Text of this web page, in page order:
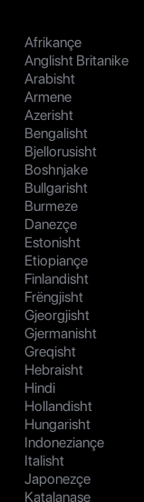
Afrikançe
Anglisht Britanike
Arabisht
Armene
Azerisht
Bengalisht
Bjellorusisht
Boshnjake
Bullgarisht
Burmeze
Danezçe
Estonisht
Etiopiançe
Finlandisht
Frëngjisht
Gjeorgjisht
Gjermanisht
Greqisht
Hebraisht
Hindi
Hollandisht
Hungarisht
Indoneziançe
Italisht
Japonezçe
Katalanase